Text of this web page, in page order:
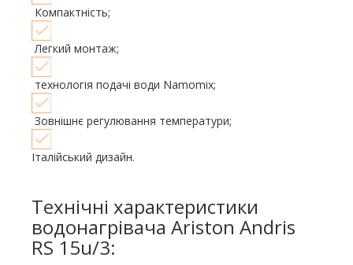
Компактність;
Легкий монтаж;
технологія подачі води Namomix;
Зовнішнє регулювання температури;
Італійський дизайн.
Технічні характеристики
водонагрівача Ariston Andris
RS 15u/3: